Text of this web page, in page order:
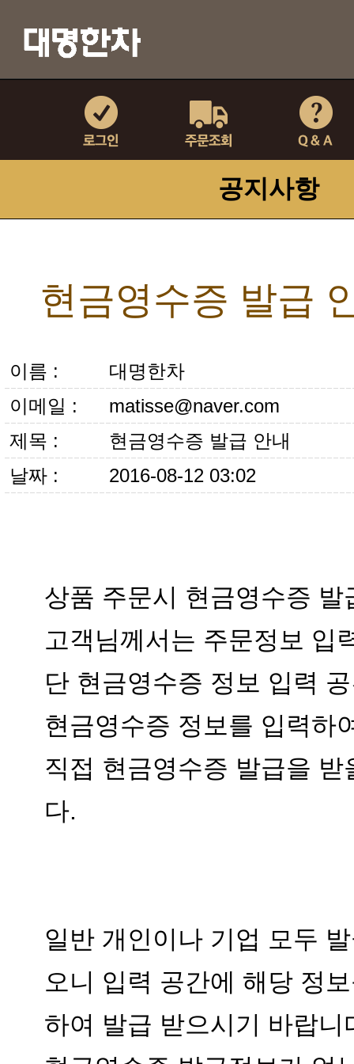
공지사항
현금영수증 발급
이름 :
대명한차
이메일 :
matisse@naver.com
제목 :
현금영수증 발급 안내
날짜 :
2016-08-12 03:02
단 현금영수증 정보 입력
다.
하여 발급 받으시기 바랍니